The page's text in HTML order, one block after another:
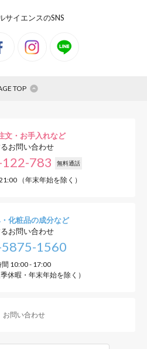
サイエンスのSNS
TOP
文・お手入れなど
お問い合わせ
783 無料通話
（年末年始を除く）
化粧品の成分など
お問い合わせ
1560
10:00 - 17:00
休暇・年末年始を除く）
お問い合わせ